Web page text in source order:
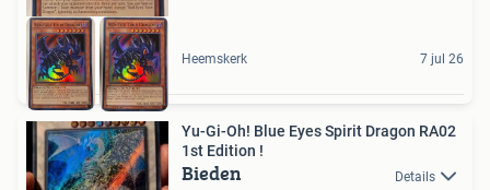
Heemskerk 7 jul 26
Yu-Gi-Oh! Blue Eyes Spirit Dragon RA02
1st Edition !
Bieden Details